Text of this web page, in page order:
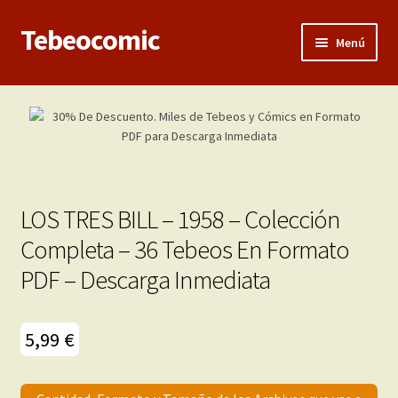
Ir
Ir
al
Tebeocomic Menú
Inicio
Adultos
Porno 3D
Inéditas
el
LOS TRES BILL – 1958 – Colección
Completa – 36 Tebeos En Formato
PDF – Descarga Inmediata
5,99 €